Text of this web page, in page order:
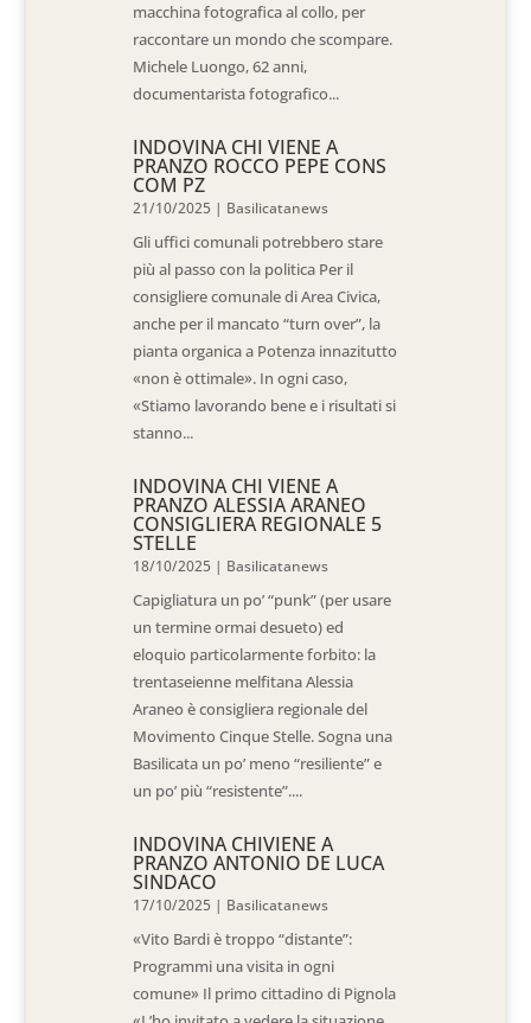
macchina fotografica al collo, per
raccontare un mondo che scompare.
Michele Luongo, 62 anni,
documentarista fotografico...
INDOVINA CHI VIENE A
PRANZO ROCCO PEPE CONS
COM PZ
21/10/2025 | Basilicatanews
Gli uffici comunali potrebbero stare
più al passo con la politica Per il
consigliere comunale di Area Civica,
anche per il mancato “turn over”, la
pianta organica a Potenza innazitutto
«non è ottimale». In ogni caso,
«Stiamo lavorando bene e i risultati si
stanno...
INDOVINA CHI VIENE A
PRANZO ALESSIA ARANEO
CONSIGLIERA REGIONALE 5
STELLE
18/10/2025 | Basilicatanews
Capigliatura un po’ “punk” (per usare
un termine ormai desueto) ed
eloquio particolarmente forbito: la
trentaseienne melfitana Alessia
Araneo è consigliera regionale del
Movimento Cinque Stelle. Sogna una
Basilicata un po’ meno “resiliente” e
un po’ più “resistente”....
INDOVINA CHIVIENE A
PRANZO ANTONIO DE LUCA
SINDACO
17/10/2025 | Basilicatanews
«Vito Bardi è troppo “distante”:
Programmi una visita in ogni
comune» Il primo cittadino di Pignola